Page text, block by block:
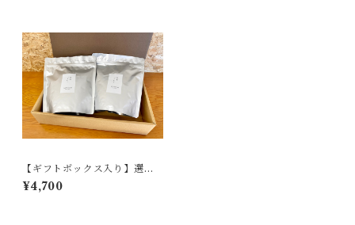
【ギフトボックス入り】選べ
るコーヒーギフト（250g x 2
個入）
¥4,700